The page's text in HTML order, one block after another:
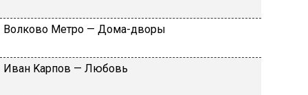
Вoлкoвo Meтpo — Дoмa-двopы
Ивaн Kapпoв — Любoвь